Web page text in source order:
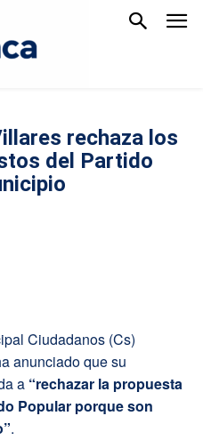
rechaza los
del Partido
Ciudadanos (Cs)
anunciado que su
a “rechazar la propuesta
Popular porque son
.